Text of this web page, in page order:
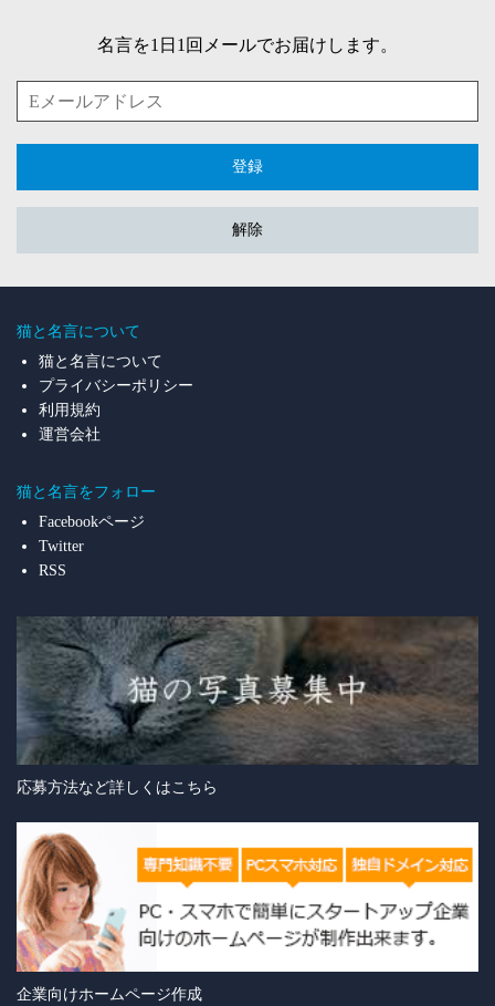
名言を1日1回メールでお届けします。
登録
解除
猫と名言について
猫と名言について
プライバシーポリシー
利用規約
運営会社
猫と名言をフォロー
Facebookページ
Twitter
RSS
応募方法など詳しくはこちら
企業向けホームページ作成